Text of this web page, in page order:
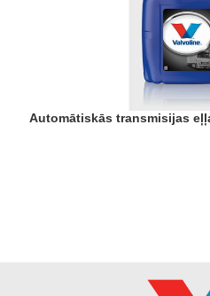
Automātiskās transmisijas